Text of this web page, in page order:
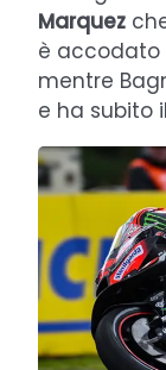
Marquez
è accodato
mentre
e ha subito